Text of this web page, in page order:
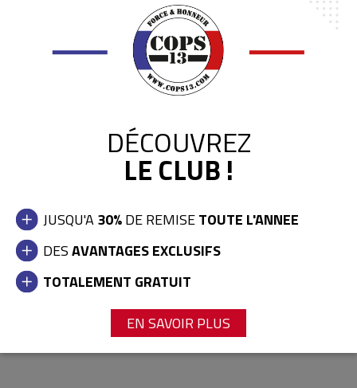
DÉCOUVREZ
LE CLUB !
JUSQU'A30%DE REMISETOUTE L'ANNEE
DESAVANTAGES EXCLUSIFS
TOTALEMENT GRATUIT
EN SAVOIR PLUS
13,90 €